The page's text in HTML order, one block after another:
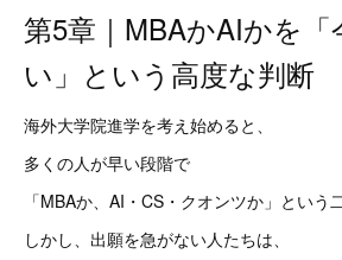
第5章｜MBAかAIかを「
い」という高度な判断
海外大学院進学を考え始めると、
多くの人が早い段階で
「MBAか、AI・CS・クオンツか」という
しかし、出願を急がない人たちは、